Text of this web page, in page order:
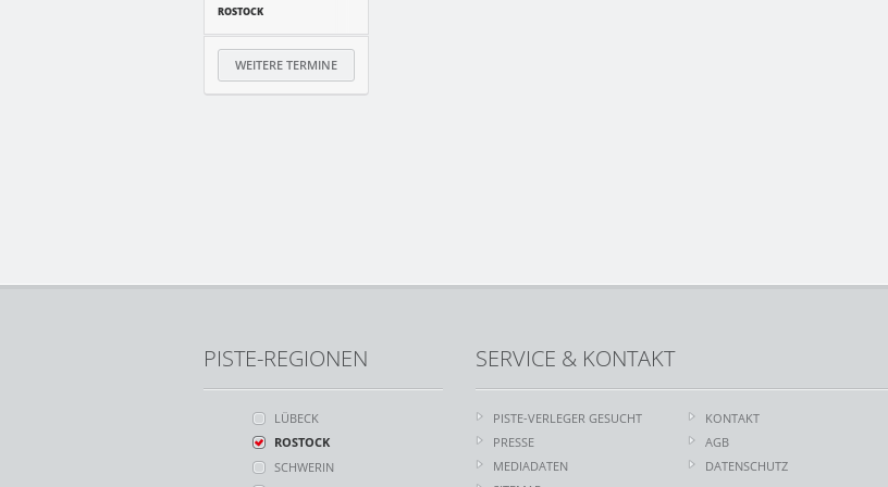
ROSTOCK
WEITERE TERMINE
PISTE-REGIONEN
LÜBECK
ROSTOCK
SCHWERIN
SERVICE & KONTAKT
PISTE-VERLEGER GESUCHT
PRESSE
MEDIADATEN
KONTAKT
AGB
DATENSCHUTZ